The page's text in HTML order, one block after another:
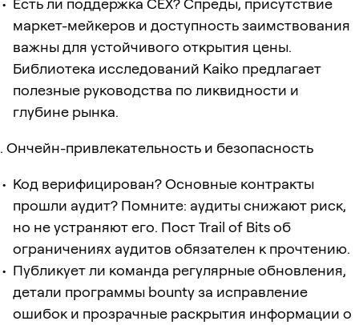
Есть ли поддержка CEX? Спреды, присутствие
маркет-мейкеров и доступность заимствования
важны для устойчивого открытия цены.
Библиотека исследований Kaiko предлагает
полезные руководства по ликвидности и
глубине рынка.
Ончейн-привлекательность и безопасность
Код верифицирован? Основные контракты
прошли аудит? Помните: аудиты снижают риск,
но не устраняют его. Пост Trail of Bits об
ограничениях аудитов обязателен к прочтению.
Публикует ли команда регулярные обновления,
детали программы bounty за исправление
ошибок и прозрачные раскрытия информации о